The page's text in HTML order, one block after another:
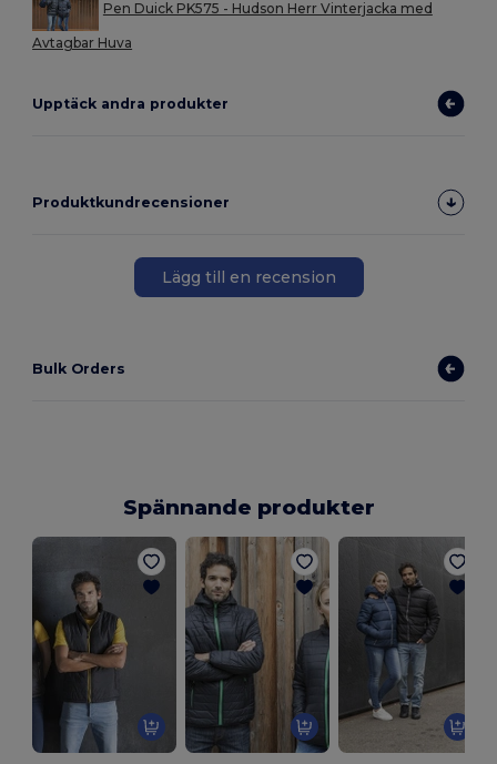
Pen Duick PK575 - Hudson Herr Vinterjacka med
Avtagbar Huva
Upptäck andra produkter
Produktkundrecensioner
Lägg till en recension
Bulk Orders
Spännande produkter